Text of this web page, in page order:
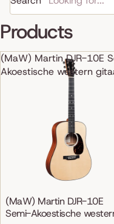
Products
(MaW) Martin DJR-10E
Akoestische western
(MaW) Martin DJR-10E
Semi-Akoestische